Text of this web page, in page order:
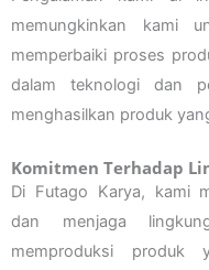
memungkinkan kami
memperbaiki proses
dalam teknologi dan
menghasilkan produk
Komitmen Terhadap
Di Futago Karya, kami
dan menjaga
memproduksi produk